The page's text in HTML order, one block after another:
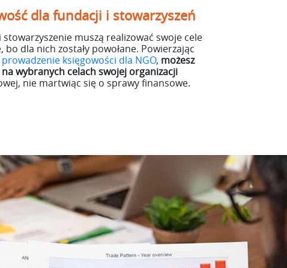
dla fundacji i stowarzyszeń
stowarzyszenie muszą realizować swoje cele
bo dla nich zostały powołane. Powierzając
prowadzenie księgowości dla NGO, możesz
wybranych celach swojej organizacji
nie martwiąc się o sprawy finansowe.